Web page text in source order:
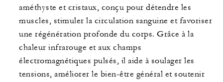
améthyste et cristaux, conçu pour détendre les
muscles, stimuler la circulation sanguine et favoriser
une régénération profonde du corps. Grâce à la
chaleur infrarouge et aux champs
électromagnétiques pulsés, il aide à soulager les
tensions, améliorer le bien-être général et soutenir